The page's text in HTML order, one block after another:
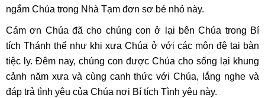
ngắm Chúa trong Nhà Tạm đơn sơ bé nhỏ này.
Cám ơn Chúa đã cho chúng con ở lại bên Chúa trong Bí
tích Thánh thể như khi xưa Chúa ở với các môn đệ tại bàn
tiệc ly. Đêm nay, chúng con được Chúa cho sống lại khung
cảnh năm xưa và cùng canh thức với Chúa, lắng nghe và
đáp trả tình yêu của Chúa nơi Bí tích Tình yêu này.